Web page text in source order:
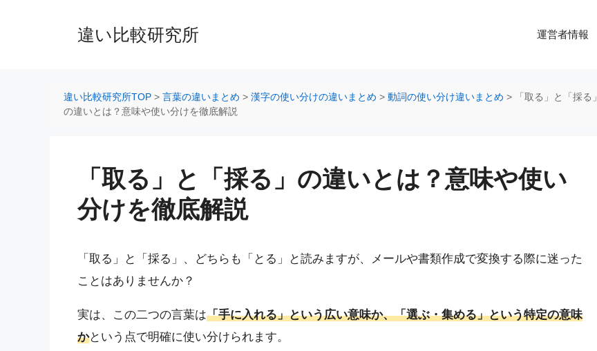
違い比較研究所 運営者情報
違い比較研究所TOP > 言葉の違いまとめ > 漢字の使い分けの違いまとめ > 動詞の使い分け違いまとめ >
「取る」と「採る」
の違いとは？意味や使い分けを徹底解説
「取る」と「採る」の違いとは？意味や使い
分けを徹底解説
「取る」と「採る」、どちらも「とる」と読みますが、メールや書類作成で変換する際に迷った
ことはありませんか？
実は、この二つの言葉は「手に入れる」という広い意味か、「選ぶ・集める」という特定の意味
かという点で明確に使い分けられます。